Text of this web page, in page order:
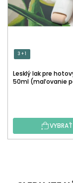
3 + 1
Lesklý lak pre
50ml (maľovanie
VYBRAŤ